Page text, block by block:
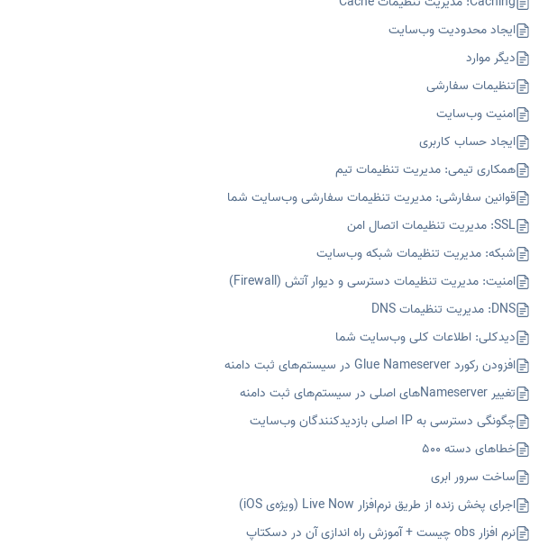
ایجاد محدودیت وب‌سایت
دیگر موارد
تنظیمات سفارشی
امنیت وب‌سایت
ایجاد حساب کاربری
همکاری تیمی: مدیریت تنظیمات تیم
قوانین سفارشی: مدیریت تنظیمات سفارشی وب‌سایت شما
SSL: مدیریت تنظیمات اتصال امن
شبکه: مدیریت تنظیمات شبکه وب‌سایت
امنیت: مدیریت تنظیمات دسترسی و دیوار آتش (Firewall)
DNS: مدیریت تنظیمات DNS
دیدکلی: اطلاعات کلی وب‌سایت شما
افزودن رکورد Glue Nameserver در سیستم‌های ثبت دامنه
تغییر Nameserverهای اصلی در سیستم‌های ثبت دامنه
چگونگی دسترسی به IP اصلی بازدیدکنندگان وب‌سایت
خطاهای دسته ۵۰۰
ساخت سرور ابری
اجرای پخش زنده از طریق نرم‌افزار Live Now (ویژه‌ی iOS)
نرم افزار obs چیست + آموزش راه اندازی آن در دسکتاپ